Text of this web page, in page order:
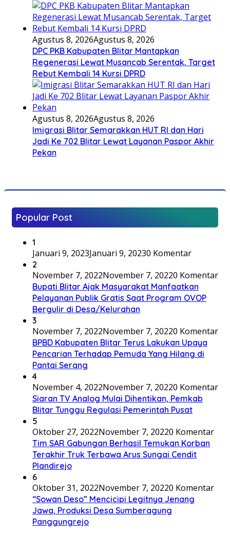
Agustus 8, 2026Agustus 8, 2026
DPC PKB Kabupaten Blitar Mantapkan
Regenerasi Lewat Musancab Serentak, Target
Rebut Kembali 14 Kursi DPRD
Agustus 8, 2026Agustus 8, 2026
Imigrasi Blitar Semarakkan HUT RI dan Hari
Jadi Ke 702 Blitar Lewat Layanan Paspor Akhir
Pekan
Popular Post
1
Januari 9, 2023Januari 9, 20230 Komentar
2
November 7, 2022November 7, 20220 Komentar
Bupati Blitar Ajak Masyarakat Manfaatkan
Pelayanan Publik Gratis Saat Program OVOP
Bergulir di Desa/Kelurahan
3
November 7, 2022November 7, 20220 Komentar
BPBD Kabupaten Blitar Terus Lakukan Upaya
Pencarian Terhadap Pemuda Yang Hilang di
Pantai Serang
4
November 4, 2022November 7, 20220 Komentar
Siaran TV Analog Mulai Dihentikan, Pemkab
Blitar Tunggu Regulasi Pemerintah Pusat
5
Oktober 27, 2022November 7, 20220 Komentar
Tim SAR Gabungan Berhasil Temukan Korban
Terakhir Truk Terbawa Arus Sungai Cendit
Plandirejo
6
Oktober 31, 2022November 7, 20220 Komentar
“Sowan Deso” Mencicipi Legitnya Jenang
Jawa, Produksi Desa Sumberagung
Panggungrejo